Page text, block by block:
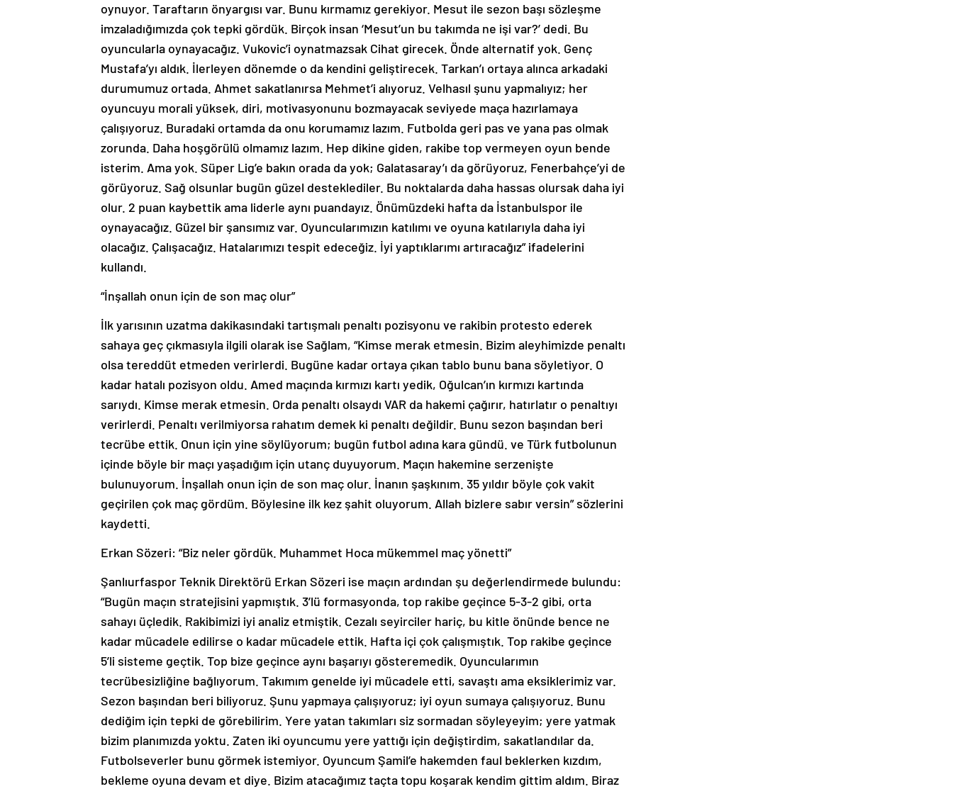
oynuyor. Taraftarın önyargısı var. Bunu kırmamız gerekiyor. Mesut ile sezon başı sözleşme
imzaladığımızda çok tepki gördük. Birçok insan ‘Mesut’un bu takımda ne işi var?’ dedi. Bu
oyuncularla oynayacağız. Vukovic’i oynatmazsak Cihat girecek. Önde alternatif yok. Genç
Mustafa’yı aldık. İlerleyen dönemde o da kendini geliştirecek. Tarkan’ı ortaya alınca arkadaki
durumumuz ortada. Ahmet sakatlanırsa Mehmet’i alıyoruz. Velhasıl şunu yapmalıyız; her
oyuncuyu morali yüksek, diri, motivasyonunu bozmayacak seviyede maça hazırlamaya
çalışıyoruz. Buradaki ortamda da onu korumamız lazım. Futbolda geri pas ve yana pas olmak
zorunda. Daha hoşgörülü olmamız lazım. Hep dikine giden, rakibe top vermeyen oyun bende
isterim. Ama yok. Süper Lig’e bakın orada da yok; Galatasaray’ı da görüyoruz, Fenerbahçe’yi de
görüyoruz. Sağ olsunlar bugün güzel desteklediler. Bu noktalarda daha hassas olursak daha iyi
olur. 2 puan kaybettik ama liderle aynı puandayız. Önümüzdeki hafta da İstanbulspor ile
oynayacağız. Güzel bir şansımız var. Oyuncularımızın katılımı ve oyuna katılarıyla daha iyi
olacağız. Çalışacağız. Hatalarımızı tespit edeceğiz. İyi yaptıklarımı artıracağız” ifadelerini
kullandı.
“İnşallah onun için de son maç olur”
İlk yarısının uzatma dakikasındaki tartışmalı penaltı pozisyonu ve rakibin protesto ederek
sahaya geç çıkmasıyla ilgili olarak ise Sağlam, “Kimse merak etmesin. Bizim aleyhimizde penaltı
olsa tereddüt etmeden verirlerdi. Bugüne kadar ortaya çıkan tablo bunu bana söyletiyor. O
kadar hatalı pozisyon oldu. Amed maçında kırmızı kartı yedik, Oğulcan’ın kırmızı kartında
sarıydı. Kimse merak etmesin. Orda penaltı olsaydı VAR da hakemi çağırır, hatırlatır o penaltıyı
verirlerdi. Penaltı verilmiyorsa rahatım demek ki penaltı değildir. Bunu sezon başından beri
tecrübe ettik. Onun için yine söylüyorum; bugün futbol adına kara gündü. ve Türk futbolunun
içinde böyle bir maçı yaşadığım için utanç duyuyorum. Maçın hakemine serzenişte
bulunuyorum. İnşallah onun için de son maç olur. İnanın şaşkınım. 35 yıldır böyle çok vakit
geçirilen çok maç gördüm. Böylesine ilk kez şahit oluyorum. Allah bizlere sabır versin” sözlerini
kaydetti.
Erkan Sözeri: “Biz neler gördük. Muhammet Hoca mükemmel maç yönetti”
Şanlıurfaspor Teknik Direktörü Erkan Sözeri ise maçın ardından şu değerlendirmede bulundu:
“Bugün maçın stratejisini yapmıştık. 3’lü formasyonda, top rakibe geçince 5-3-2 gibi, orta
sahayı üçledik. Rakibimizi iyi analiz etmiştik. Cezalı seyirciler hariç, bu kitle önünde bence ne
kadar mücadele edilirse o kadar mücadele ettik. Hafta içi çok çalışmıştık. Top rakibe geçince
5’li sisteme geçtik. Top bize geçince aynı başarıyı gösteremedik. Oyuncularımın
tecrübesizliğine bağlıyorum. Takımım genelde iyi mücadele etti, savaştı ama eksiklerimiz var.
Sezon başından beri biliyoruz. Şunu yapmaya çalışıyoruz; iyi oyun sumaya çalışıyoruz. Bunu
dediğim için tepki de görebilirim. Yere yatan takımları siz sormadan söyleyeyim; yere yatmak
bizim planımızda yoktu. Zaten iki oyuncumu yere yattığı için değiştirdim, sakatlandılar da.
Futbolseverler bunu görmek istemiyor. Oyuncum Şamil’e hakemden faul beklerken kızdım,
bekleme oyuna devam et diye. Bizim atacağımız taçta topu koşarak kendim gittim aldım. Biraz